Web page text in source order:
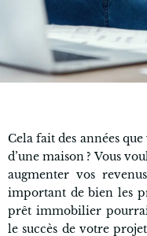
Cela fait des années
d’une maison ? Vous
augmenter vos
important de bien les
prêt immobilier
le succès de votre